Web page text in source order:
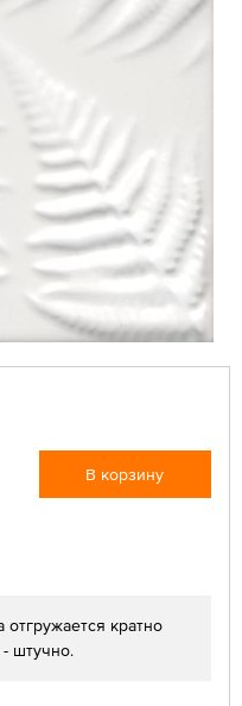
В корзину
отгружается кратно
штучно.